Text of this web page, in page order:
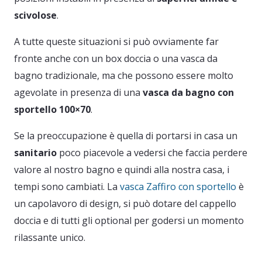
scivolose.
A tutte queste situazioni si può ovviamente far
fronte anche con un box doccia o una vasca da
bagno tradizionale, ma che possono essere molto
agevolate in presenza di una vasca da bagno con
sportello 100×70.
Se la preoccupazione è quella di portarsi in casa un
sanitario poco piacevole a vedersi che faccia perdere
valore al nostro bagno e quindi alla nostra casa, i
tempi sono cambiati. La vasca Zaffiro con sportello è
un capolavoro di design, si può dotare del cappello
doccia e di tutti gli optional per godersi un momento
rilassante unico.